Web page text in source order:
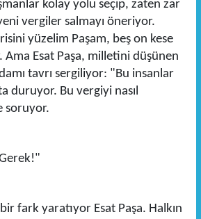
kolay yolu seçip, zaten zar
vergiler salmayı öneriyor.
yüzelim Paşam, beş on kese
Esat Paşa, milletini düşünen
tavrı sergiliyor: "Bu insanlar
duruyor. Bu vergiyi nasıl
soruyor.
fark yaratıyor Esat Paşa. Halkın